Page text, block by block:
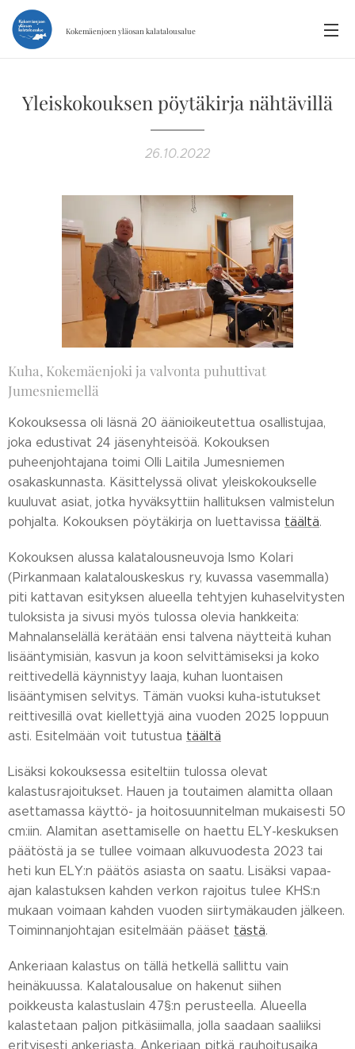
Kokemäenjoen yläosan kalatalousalue
Yleiskokouksen pöytäkirja nähtävillä
26.10.2022
Kuha, Kokemäenjoki ja valvonta puhuttivat
Jumesniemellä
Kokouksessa oli läsnä 20 äänioikeutettua osallistujaa,
joka edustivat 24 jäsenyhteisöä. Kokouksen
puheenjohtajana toimi Olli Laitila Jumesniemen
osakaskunnasta. Käsittelyssä olivat yleiskokoukselle
kuuluvat asiat, jotka hyväksyttiin hallituksen valmistelun
pohjalta. Kokouksen pöytäkirja on luettavissa täältä.
Kokouksen alussa kalatalousneuvoja Ismo Kolari
(Pirkanmaan kalatalouskeskus ry, kuvassa vasemmalla)
piti kattavan esityksen alueella tehtyjen kuhaselvitysten
tuloksista ja sivusi myös tulossa olevia hankkeita:
Mahnalanselällä kerätään ensi talvena näytteitä kuhan
lisääntymisiän, kasvun ja koon selvittämiseksi ja koko
reittivedellä käynnistyy laaja, kuhan luontaisen
lisääntymisen selvitys. Tämän vuoksi kuha-istutukset
reittivesillä ovat kiellettyjä aina vuoden 2025 loppuun
asti. Esitelmään voit tutustua täältä
Lisäksi kokouksessa esiteltiin tulossa olevat
kalastusrajoitukset. Hauen ja toutaimen alamitta ollaan
asettamassa käyttö- ja hoitosuunnitelman mukaisesti 50
cm:iin. Alamitan asettamiselle on haettu ELY-keskuksen
päätöstä ja se tullee voimaan alkuvuodesta 2023 tai
heti kun ELY:n päätös asiasta on saatu. Lisäksi vapaa-
ajan kalastuksen kahden verkon rajoitus tulee KHS:n
mukaan voimaan kahden vuoden siirtymäkauden jälkeen.
Toiminnanjohtajan esitelmään pääset tästä.
Ankeriaan kalastus on tällä hetkellä sallittu vain
heinäkuussa. Kalatalousalue on hakenut siihen
poikkeusta kalastuslain 47§:n perusteella. Alueella
kalastetaan paljon pitkäsiimalla, jolla saadaan saaliiksi
erityisesti ankeriasta. Ankeriaan pitkä rauhoitusaika